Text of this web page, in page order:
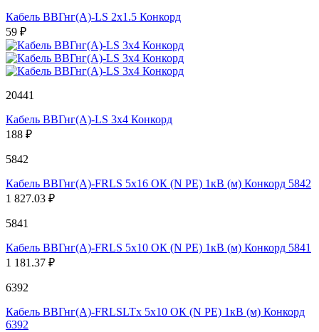
Кабель ВВГнг(А)-LS 2х1.5 Конкорд
59 ₽
20441
Кабель ВВГнг(А)-LS 3х4 Конкорд
188 ₽
5842
Кабель ВВГнг(А)-FRLS 5х16 ОК (N PE) 1кВ (м) Конкорд 5842
1 827.03 ₽
5841
Кабель ВВГнг(А)-FRLS 5х10 ОК (N PE) 1кВ (м) Конкорд 5841
1 181.37 ₽
6392
Кабель ВВГнг(А)-FRLSLTx 5х10 ОК (N PE) 1кВ (м) Конкорд
6392